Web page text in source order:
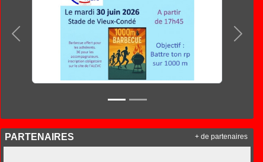
Précedent
PARTENAIRES + de partenaires